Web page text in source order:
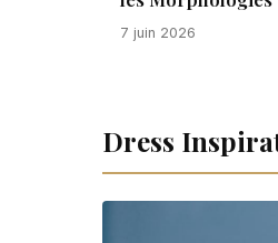
7 juin 2026
Dress